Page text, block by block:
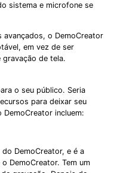
sistema e microfone se
avançados, o DemoCreator
em vez de ser
de tela.
o seu público. Seria
para deixar seu
incluem:
DemoCreator, e é a
DemoCreator. Tem um